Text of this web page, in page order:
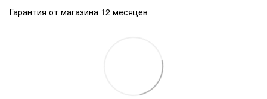
Гарантия от магазина 12 месяцев